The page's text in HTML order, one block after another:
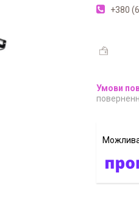
+380